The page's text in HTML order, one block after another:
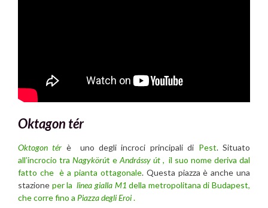
Oktagon tér
Oktogon tér è uno degli incroci principali di Pest. Situato
all’incrocio tra Nagykörút e Andrássy út, il suo nome deriva dal
fatto che è a pianta ottagonale. Questa piazza è anche una
stazione per lalinea gialla M1 della metropolitana di Budapest,
che corre fino a Piazza degli Eroi.